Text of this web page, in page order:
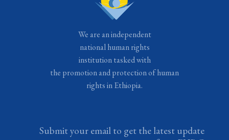
We are an independent
national human rights
institution tasked with
the promotion and protection of human
rights in Ethiopia.
Submit your email to get the latest update